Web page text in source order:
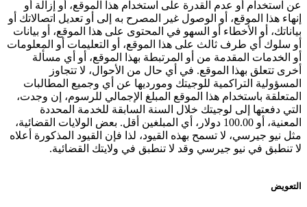
عن استخدام أو عدم القدرة على استخدام هذا الموقع، أو إزالة أو
إنهاء هذا الموقع، أو الوصول غير المصرح به إلى أو تعديل اتصالاتك أو
بياناتك، أو الأخطاء أو السهو في المحتوى على هذا الموقع، أو بيانات
أو سلوك أي طرف ثالث على هذا الموقع، أو التعليمات أو المعلومات
أو الخدمات المقدمة من أو المرتبطة بهذا الموقع، أو أي مسألة
أخرى تتعلق بهذا الموقع. في أي حال من الأحوال، لا تتجاوز
المسؤولية التراكمية للوجيتك ومورديها عن أي وجميع المطالبات
المتعلقة باستخدام هذا الموقع المبلغ الإجمالي للرسوم، إن وجدت،
التي دفعتها إلى لوجيتك خلال السنة السابقة للخدمة المحددة
المعنية، أو 100.00 دولار، أي المبلغين أقل. بعض الولايات القضائية،
مثل نيو جيرسي، لا تسمح بهذه القيود، لذا فإن القيود المذكورة أعلاه
لا تنطبق في نيو جيرسي وقد لا تنطبق في ولايتك القضائية.
التعويض